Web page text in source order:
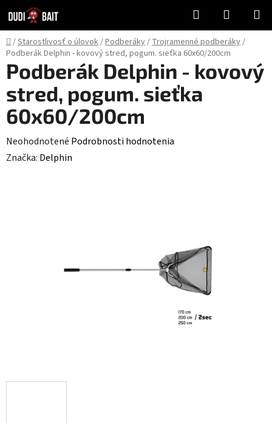
na
obsah
Hľadať
KOŠÍK
Domov
/Starostlivosť o úlovok/Podberáky/Trojramenné podberáky/
Podberák Delphin - kovový stred, pogum. sieťka 60x60/200cm
Podberák Delphin - kovový
stred, pogum. sieťka
60x60/200cm
Priemerné
hodnotenie
Neohodnotené Podrobnosti hodnotenia
Značka: Delphin